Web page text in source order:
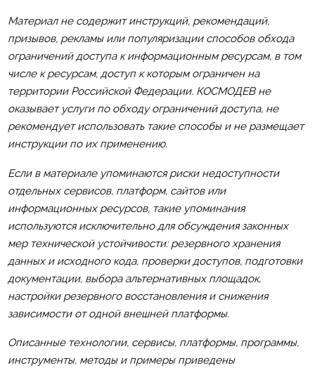
Материал не содержит инструкций, рекомендаций,
призывов, рекламы или популяризации способов обхода
ограничений доступа к информационным ресурсам, в том
числе к ресурсам, доступ к которым ограничен на
территории Российской Федерации. КОСМОДЕВ не
оказывает услуги по обходу ограничений доступа, не
рекомендует использовать такие способы и не размещает
инструкции по их применению.
Если в материале упоминаются риски недоступности
отдельных сервисов, платформ, сайтов или
информационных ресурсов, такие упоминания
используются исключительно для обсуждения законных
мер технической устойчивости: резервного хранения
данных и исходного кода, проверки доступов, подготовки
документации, выбора альтернативных площадок,
настройки резервного восстановления и снижения
зависимости от одной внешней платформы.
Описанные технологии, сервисы, платформы, программы,
инструменты, методы и примеры приведены